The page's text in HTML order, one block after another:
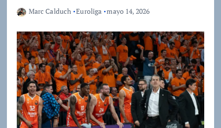
Marc Calduch Euroliga mayo 14, 2026